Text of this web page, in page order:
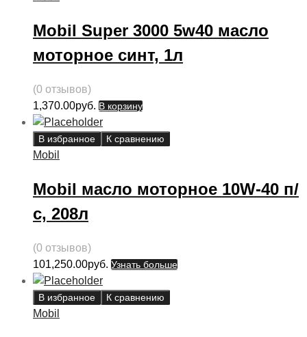
Mobil Super 3000 5w40 масло
моторное синт, 1л
(0 отзывов)
1,370.00руб. В корзину
В избранное К сравнению
Mobil
Mobil масло моторное 10W-40 п/
с, 208л
(0 отзывов)
101,250.00руб. Узнать больше
В избранное К сравнению
Mobil